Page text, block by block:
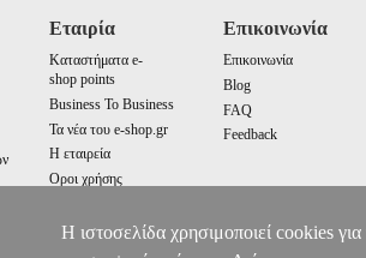
Εταιρία
Καταστήματα e-
shop points
Business To Business
Τα νέα του e-shop.gr
Η εταιρεία
Οροι χρήσης
Επικοινωνία
Επικοινωνία
Blog
FAQ
Feedback
Η ιστοσελίδα χρησιμοποιεί cookies